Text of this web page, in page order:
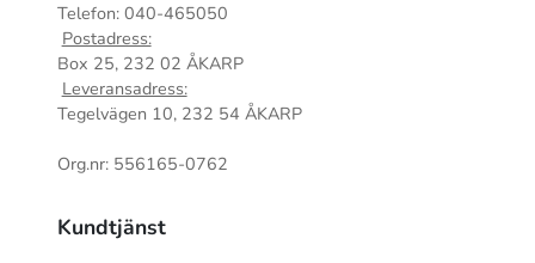
Telefon: 040-465050
Postadress:
Box 25, 232 02 ÅKARP
Leveransadress:
Tegelvägen 10, 232 54 ÅKARP
Org.nr: 556165-0762
Kundtjänst